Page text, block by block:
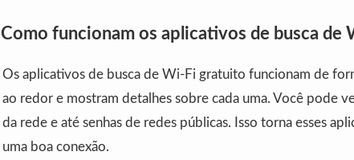
Como funcionam os aplicativos de busca de
Os aplicativos de busca de Wi-Fi gratuito funcionam de
ao redor e mostram detalhes sobre cada uma. Você pode
da rede e até senhas de redes públicas. Isso torna esses
uma boa conexão.